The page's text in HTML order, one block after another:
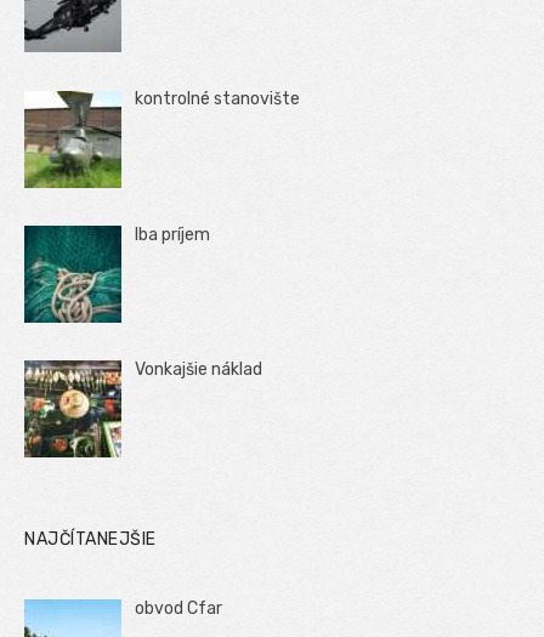
kontrolné stanovište
Iba príjem
Vonkajšie náklad
NAJČÍTANEJŠIE
obvod Cfar